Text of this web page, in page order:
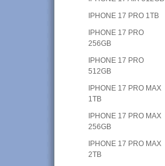
IPHONE 17 PRO 1TB
IPHONE 17 PRO
256GB
IPHONE 17 PRO
512GB
IPHONE 17 PRO MAX
1TB
IPHONE 17 PRO MAX
256GB
IPHONE 17 PRO MAX
2TB